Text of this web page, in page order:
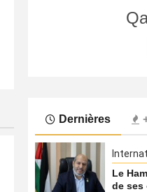
Le Hamas
Dernières
Le
de ses